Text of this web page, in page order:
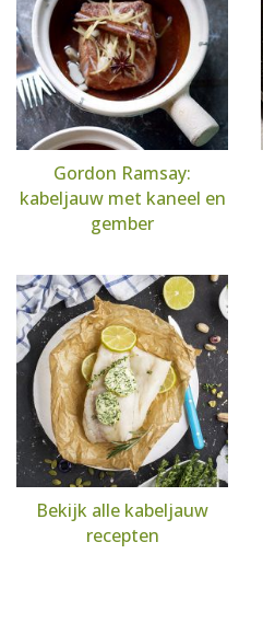
Gordon Ramsay:
kabeljauw met kaneel en
gember
Bekijk alle kabeljauw
recepten